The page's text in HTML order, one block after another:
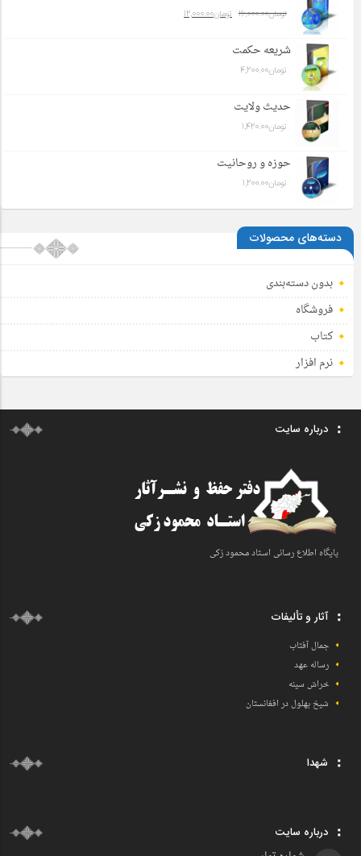
تومان16,000.00 تومان12,000.00
شریعه حکمت
تومان4,200.00
حدیث ولایت
تومان1,420.00
حوزه و روحانیت
تومان1,200.00
دسته‌های محصولات
بدون دسته‌بندی
فروشگاه
کتاب
نرم افزار
درباره سایت
پایگاه اطلاع رسانی اسـتاد محمود زکی
آثار و تألیفات
جمال آفتاب
رساله عهد
خراش سینه
شیخ بهلول در افغانستان
شهدا
درباره سایت